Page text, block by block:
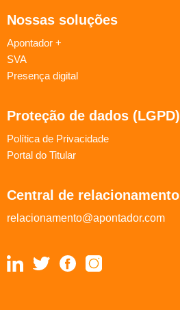
Nossas soluções
Apontador +
SVA
Presença digital
Proteção de dados (LGPD)
Política de Privacidade
Portal do Titular
Central de relacionamento
relacionamento@apontador.com